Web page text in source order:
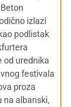
izlazi
podlistak
od urednika
festivala
proza
na albanski,